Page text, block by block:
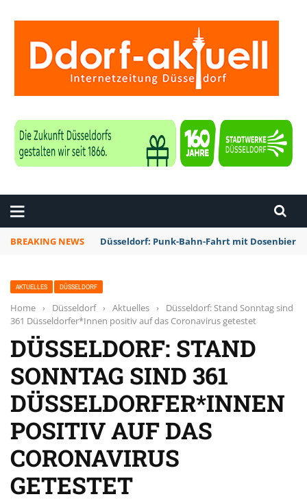
BREAKING NEWS Düsseldorf: Punk-Bahn-Fahrt mit Dosenbier
AKTUELLES DÜSSELDORF
Home › Düsseldorf › Aktuelles ›
Düsseldorf: Stand Sonntag sind
361 Düsseldorfer*Innen positiv auf das Coronavirus getestet
DÜSSELDORF: STAND
SONNTAG SIND 361
DÜSSELDORFER*INNEN
POSITIV AUF DAS
CORONAVIRUS
GETESTET